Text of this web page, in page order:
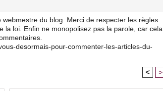
du blog. Merci de respecter les règles
loi. Enfin ne monopolisez pas la parole, car cela
desormais-pour-commenter-les-articles-du-
< >